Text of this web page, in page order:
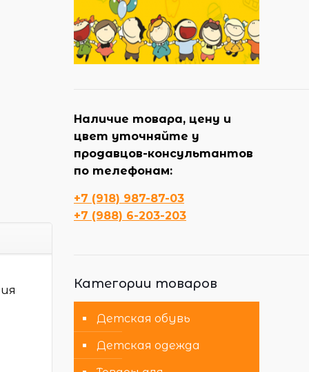
Наличие товара, цену и
цвет уточняйте у
продавцов-консультантов
по телефонам:
+7 (918) 987-87-03
+7 (988) 6-203-203
Категории товаров
Детская обувь
Детская одежда